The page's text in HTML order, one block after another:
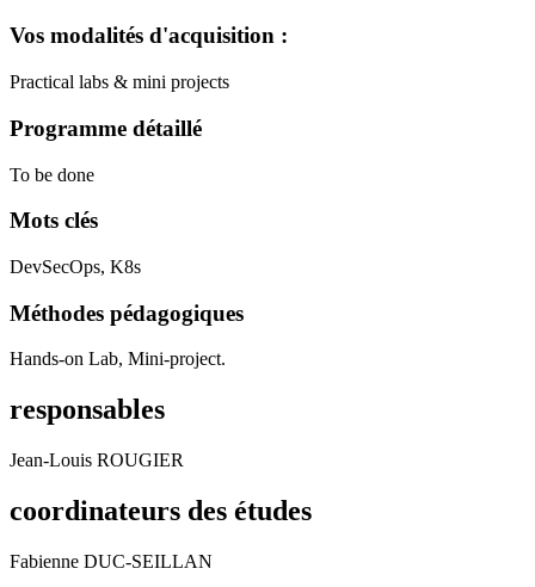
Vos modalités d'acquisition :
Practical labs & mini projects
Programme détaillé
To be done
Mots clés
DevSecOps, K8s
Méthodes pédagogiques
Hands-on Lab, Mini-project.
responsables
Jean-Louis ROUGIER
coordinateurs des études
Fabienne DUC-SEILLAN